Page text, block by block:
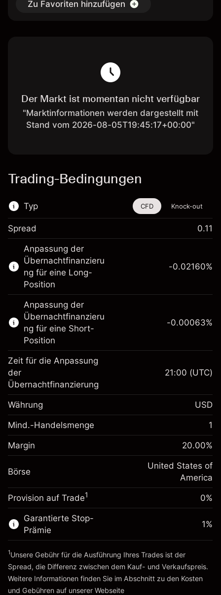
Zu Favoriten hinzufügen
Der Markt ist momentan nicht verfügbar
"Marktinformationen werden dargestellt mit
Stand vom 2026-08-05T19:45:17+00:00"
Trading-Bedingungen
Typ
Dieses Finanzinstrument steht für das Traden
über CFDs und Knock-outs zur Verfügung.
Erfahren Sie mehr über:
CFDs
Knock-outs
CFD Knock-out
Spread 0.11
Anpassung der
Übernachtfinanzieru
ng für eine Long-
Position
$1,000.00
Anpassung der
Übernachtfinanzierung
Gebühren aus
Positionswert
-0.021596
%
Positionsgröße mit Hebelwirkung
~$5,000.00
Geld aus Hebelwirkung ~
$4,000.00
Zur Plattform
-0.02160%
Anpassung der
Übernachtfinanzieru
ng für eine Short-
Position
Margin. Ihre Investition
Anpassung der
Übernachtfinanzierung
-0.000626
%
(-$0.03)
Positionsgröße mit Hebelwirkung
~$5,000.00
Geld aus Hebelwirkung ~
Zur Plattform
-0.00063%
Zeit für die Anpassung
der
Übernachtfinanzierung
21:00 (UTC)
Währung USD
Mind.-Handelsmenge 1
Margin 20.00%
Börse
United States of
America
Provision auf Trade1 0%
Garantierte Stop-
Prämie
1%
1Unsere Gebühr für die Ausführung Ihres Trades ist der
Spread, die Differenz zwischen dem Kauf- und Verkaufspreis.
Weitere Informationen finden Sie im Abschnitt zu den Kosten
und Gebühren auf unserer Webseite